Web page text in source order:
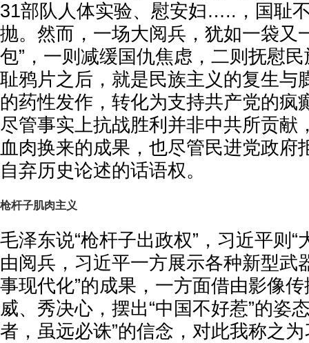
31部队人体实验、慰安妇…..，国耻
抛。然而，一场大阅兵，犹如一袋又
包”，一则减缓国仇焦虑，二则抚慰
耻鸦片之后，就是民族主义的复生与
的药性发作，转化为支持共产党的疯
尽管事实上抗战胜利并非中共所贡献
血肉换来的成果，也尽管民进党政府
自弃历史论述的话语权。
枪杆子肌肉主义
毛泽东说“枪杆子出政权”，习近平则“
由阅兵，习近平一方展示各种新型武
事现代化”的成果，一方面借由影像
威、秀决心，摆出“中国不好惹”的姿
者，虽远必诛”的信念，对此我称之